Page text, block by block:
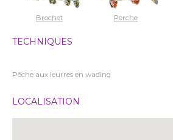
Brochet Perche
TECHNIQUES
Pêche aux leurres en wading
LOCALISATION